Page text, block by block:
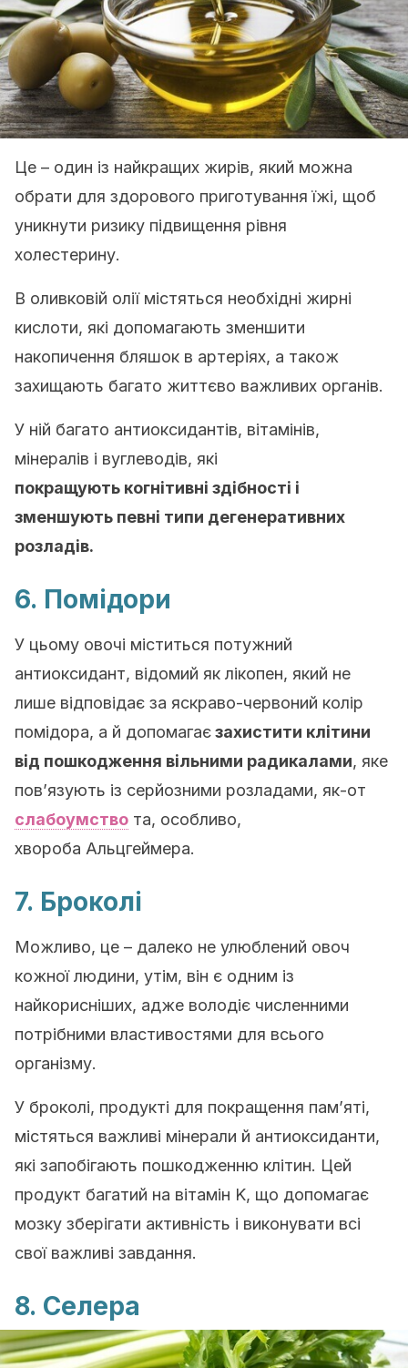
Це – один із найкращих жирів, який можна
обрати для здорового приготування їжі, щоб
уникнути ризику підвищення рівня
холестерину.
В оливковій олії містяться необхідні жирні
кислоти, які допомагають зменшити
накопичення бляшок в артеріях, а також
захищають багато життєво важливих органів.
У ній багато антиоксидантів, вітамінів,
мінералів і вуглеводів, які
покращують когнітивні здібності і
зменшують певні типи дегенеративних
розладів.
6. Помідори
У цьому овочі міститься потужний
антиоксидант, відомий як лікопен, який не
лише відповідає за яскраво-червоний колір
помідора, а й допомагаєзахистити клітини
від пошкодження вільними радикалами, яке
пов’язують із серйозними розладами, як-от
слабоумство та, особливо,
хвороба Альцгеймера.
7. Броколі
Можливо, це – далеко не улюблений овоч
кожної людини, утім, він є одним із
найкорисніших, адже володіє численними
потрібними властивостями для всього
організму.
У броколі, продукті для покращення пам’яті,
містяться важливі мінерали й антиоксиданти,
які запобігають пошкодженню клітин. Цей
продукт багатий на вітамін K, що допомагає
мозку зберігати активність і виконувати всі
свої важливі завдання.
8. Селера